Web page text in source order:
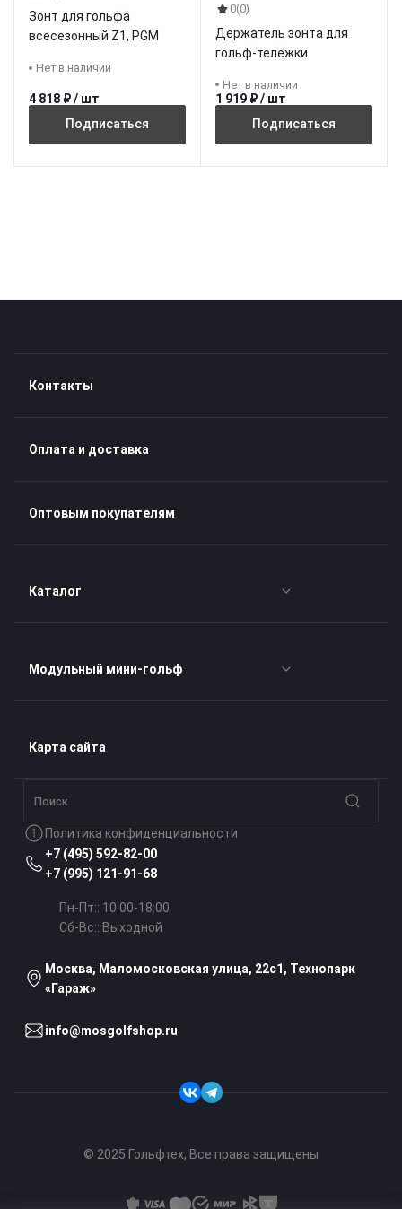
Зонт для гольфа
всесезонный Z1, PGM
Нет в наличии
4 818 ₽ / шт
Подписаться
0(0)
Держатель зонта для
гольф-тележки
Нет в наличии
1 919 ₽ / шт
Подписаться
Контакты
Оплата и доставка
Оптовым покупателям
Каталог
Перчатки для гольфа
Бэги и тележки для гольфа
Тренажеры для гольфа
Аксессуары для гольфа
Обувь для гольфа
Модульный мини-гольф
Свободный стандарт
Этернитовый миниатюр-гольф
Фетровый мини-гольф
Карта сайта
Политика конфиденциальности
+7 (495) 592-82-00
+7 (995) 121-91-68
Пн-Пт:: 10:00-18:00
Сб-Вс:: Выходной
Москва, Маломосковская улица, 22с1, Технопарк
«Гараж»
info@mosgolfshop.ru
© 2025 Гольфтех, Все права защищены